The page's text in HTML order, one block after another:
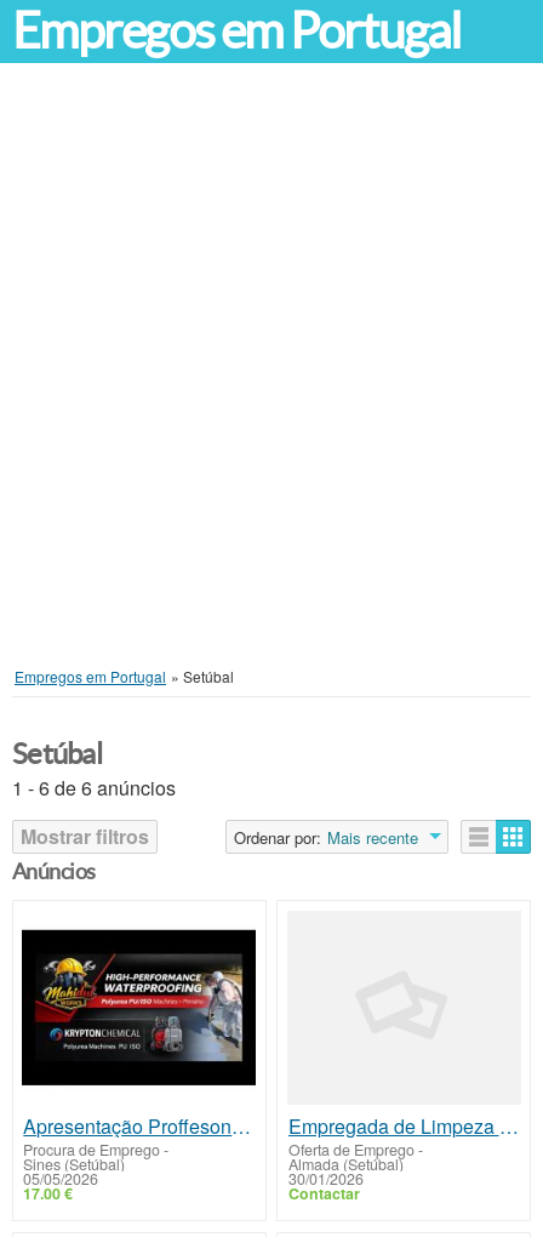
Empregos em Portugal
Empregos em Portugal » Setúbal
Setúbal
1 - 6 de 6 anúncios
Mostrar filtros
Ordenar por: Mais recente
Anúncios
Apresentação Proffesonal da Mahidul Works
Procura de Emprego-
Sines (Setúbal)
05/05/2026
17.00 €
Empregada de Limpeza com Carta de Condução
Oferta de Emprego-
Almada (Setúbal)
30/01/2026
Contactar